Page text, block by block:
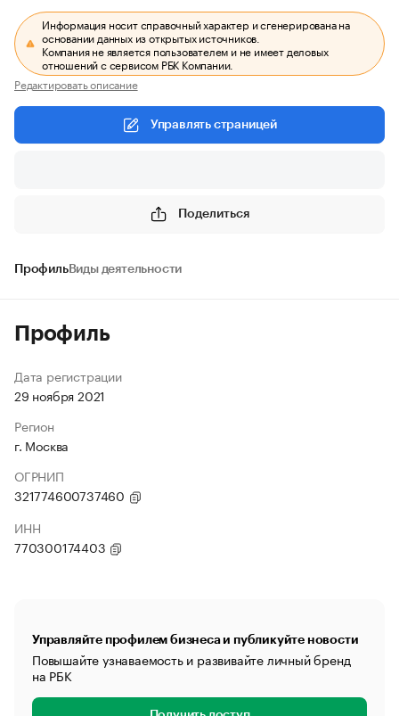
Информация носит справочный характер и сгенерирована на
основании данных из открытых источников.
Компания не является пользователем и не имеет деловых
отношений с сервисом РБК Компании.
Редактировать описание
Управлять страницей
Поделиться
ПрофильВиды деятельности
Профиль
Дата регистрации
29 ноября 2021
Регион
г. Москва
ОГРНИП
321774600737460
ИНН
770300174403
Управляйте профилем бизнеса и публикуйте новости
Повышайте узнаваемость и развивайте личный бренд
на РБК